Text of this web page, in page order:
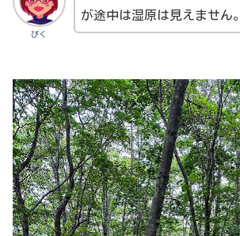
ぴく
が途中は湿原は見えません。